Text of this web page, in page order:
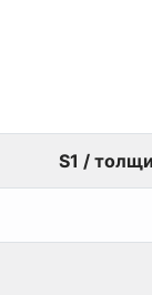
S1 /